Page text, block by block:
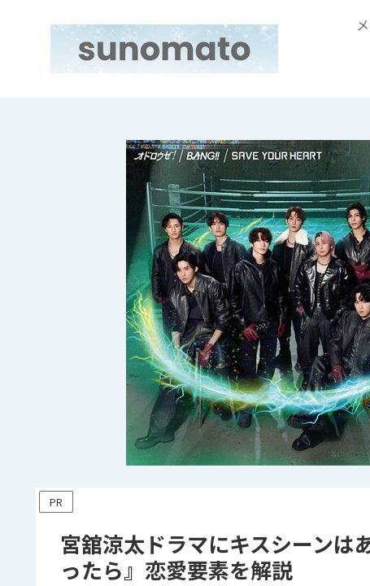
PR
宮舘涼太ドラマにキスシーンは
ったら』恋愛要素を解説